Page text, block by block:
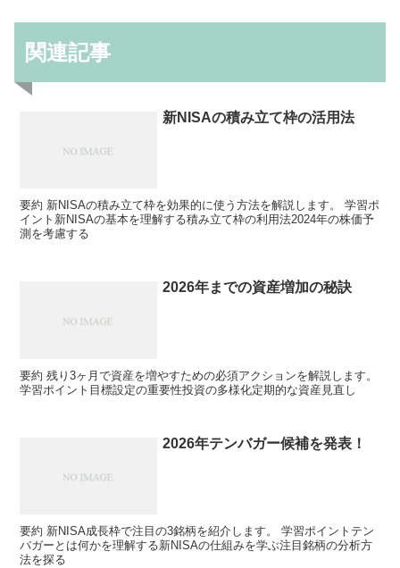
関連記事
新NISAの積み立て枠の活用法
要約 新NISAの積み立て枠を効果的に使う方法を解説します。 学習ポ
イント新NISAの基本を理解する積み立て枠の利用法2024年の株価予
測を考慮する
2026年までの資産増加の秘訣
要約 残り3ヶ月で資産を増やすための必須アクションを解説します。
学習ポイント目標設定の重要性投資の多様化定期的な資産見直し
2026年テンバガー候補を発表！
要約 新NISA成長枠で注目の3銘柄を紹介します。 学習ポイントテン
バガーとは何かを理解する新NISAの仕組みを学ぶ注目銘柄の分析方
法を探る